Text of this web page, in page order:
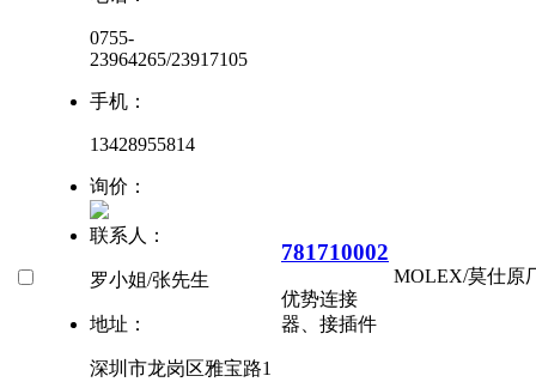
0755-
23964265/23917105
手机：
13428955814
询价：
联系人：
罗小姐/张先生
地址：
深圳市龙岗区雅宝路1
781710002
优势连接
器、接插件
MOLEX/莫仕原